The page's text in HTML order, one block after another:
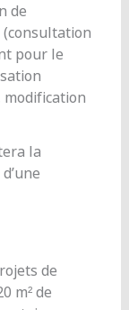
de
(consultation
pour le
la
de
m² de